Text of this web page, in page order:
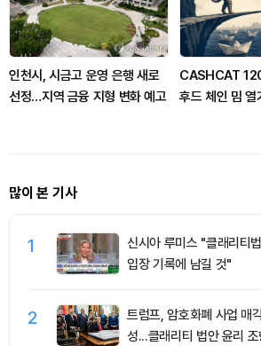
인천시, 시금고 운영 은행 새로
선정…지역 금융 지형 변화 예고
CASHCAT
후드 체인 밈 열
많이 본 기사
1
신시아 루미스 "클래리티
입장 기록에 남길 것"
2
트럼프, 암호화폐 사업 매
성...클래리티 법안 윤리